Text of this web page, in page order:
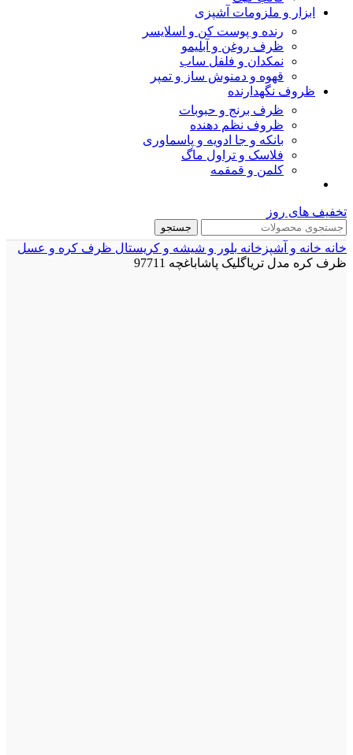
ابزار و ملزومات آشپزی
رنده و پوست کن و اسلایسر
ظرف روغن و آبلیمو
نمکدان و فلفل ساب
قهوه و دمنوش ساز و تمپر
ظروف نگهدارنده
ظرف برنج و حبوبات
ظروف نظم دهنده
بانکه و جا ادویه و پاسماوری
فلاسک و تراول ماگ
کلمن و قمقمه
تخفیف های روز
جستجو
خانه خانه و آشپزخانه بلور و شیشه و کریستال ظرف کره و عسل
ظرف کره مدل تریاگلیک پاشاباغچه 97711